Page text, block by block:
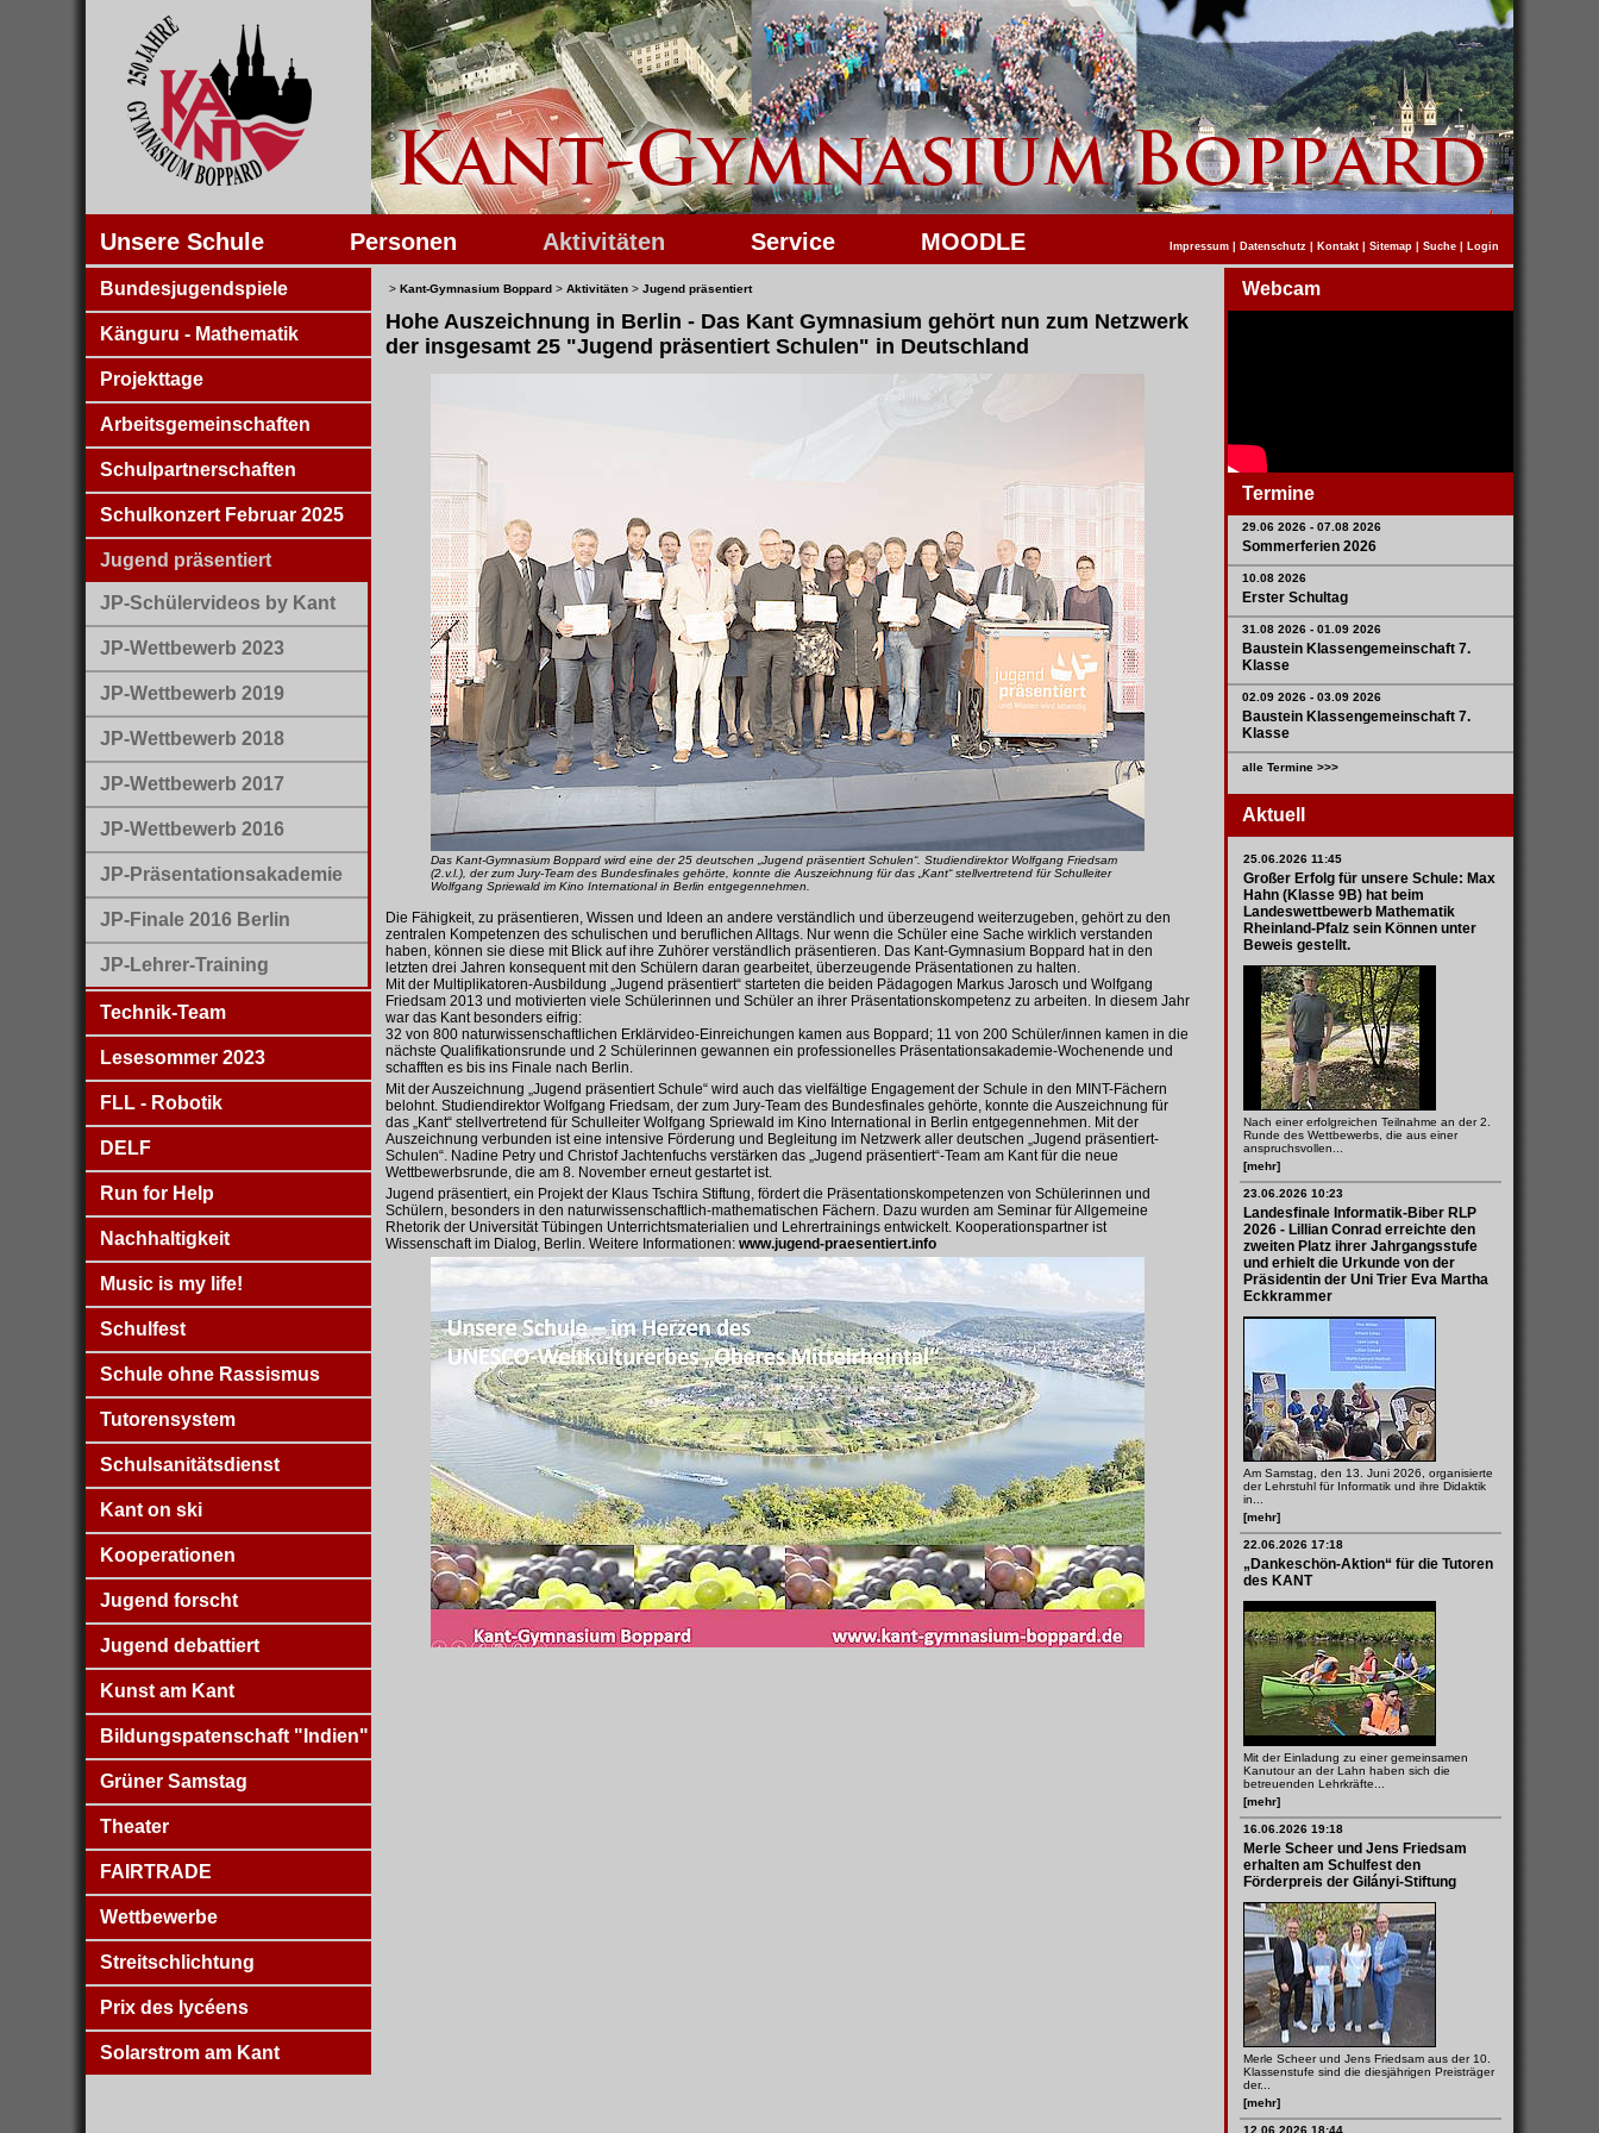
Unsere Schule Personen Aktivitäten Service MOODLE Impressum Datenschutz Kontakt Sitemap Suche Login
Bundesjugendspiele
Känguru - Mathematik
Projekttage
Arbeitsgemeinschaften
Schulpartnerschaften
Schulkonzert Februar 2025
Jugend präsentiert
JP-Schülervideos by Kant
JP-Wettbewerb 2023
JP-Wettbewerb 2019
JP-Wettbewerb 2018
JP-Wettbewerb 2017
JP-Wettbewerb 2016
JP-Präsentationsakademie
JP-Finale 2016 Berlin
JP-Lehrer-Training
Technik-Team
Lesesommer 2023
FLL - Robotik
DELF
Run for Help
Nachhaltigkeit
Music is my life!
Schulfest
Schule ohne Rassismus
Tutorensystem
Schulsanitätsdienst
Kant on ski
Kooperationen
Jugend forscht
Jugend debattiert
Kunst am Kant
Bildungspatenschaft "Indien"
Grüner Samstag
Theater
FAIRTRADE
Wettbewerbe
Streitschlichtung
Prix des lycéens
Solarstrom am Kant
Webcam
Termine
29.06 2026 - 07.08 2026
Sommerferien 2026
10.08 2026
Erster Schultag
31.08 2026 - 01.09 2026
Baustein Klassengemeinschaft 7.
Klasse
02.09 2026 - 03.09 2026
Baustein Klassengemeinschaft 7.
Klasse
alle Termine >>>
Aktuell
25.06.2026 11:45
Großer Erfolg für unsere Schule: Max
Hahn (Klasse 9B) hat beim
Landeswettbewerb Mathematik
Rheinland-Pfalz sein Können unter
Beweis gestellt.
Nach einer erfolgreichen Teilnahme an der 2.
Runde des Wettbewerbs, die aus einer
anspruchsvollen...
[mehr]
23.06.2026 10:23
Landesfinale Informatik-Biber RLP
2026 - Lillian Conrad erreichte den
zweiten Platz ihrer Jahrgangsstufe
und erhielt die Urkunde von der
Präsidentin der Uni Trier Eva Martha
Eckkrammer
Am Samstag, den 13. Juni 2026, organisierte
der Lehrstuhl für Informatik und ihre Didaktik
in...
[mehr]
22.06.2026 17:18
„Dankeschön-Aktion“ für die Tutoren
des KANT
Mit der Einladung zu einer gemeinsamen
Kanutour an der Lahn haben sich die
betreuenden Lehrkräfte...
[mehr]
16.06.2026 19:18
Merle Scheer und Jens Friedsam
erhalten am Schulfest den
Förderpreis der Gilányi-Stiftung
Merle Scheer und Jens Friedsam aus der 10.
Klassenstufe sind die diesjährigen Preisträger
der...
[mehr]
12.06.2026 18:44
> Kant-Gymnasium Boppard > Aktivitäten > Jugend präsentiert
Hohe Auszeichnung in Berlin - Das Kant Gymnasium gehört nun zum Netzwerk
der insgesamt 25 "Jugend präsentiert Schulen" in Deutschland
Das Kant-Gymnasium Boppard wird eine der 25 deutschen „Jugend präsentiert Schulen“. Studiendirektor Wolfgang Friedsam
(2.v.l.), der zum Jury-Team des Bundesfinales gehörte, konnte die Auszeichnung für das „Kant“ stellvertretend für Schulleiter
Wolfgang Spriewald im Kino International in Berlin entgegennehmen.
Die Fähigkeit, zu präsentieren, Wissen und Ideen an andere verständlich und überzeugend weiterzugeben, gehört zu den
zentralen Kompetenzen des schulischen und beruflichen Alltags. Nur wenn die Schüler eine Sache wirklich verstanden
haben, können sie diese mit Blick auf ihre Zuhörer verständlich präsentieren. Das Kant-Gymnasium Boppard hat in den
letzten drei Jahren konsequent mit den Schülern daran gearbeitet, überzeugende Präsentationen zu halten.
Mit der Multiplikatoren-Ausbildung „Jugend präsentiert“ starteten die beiden Pädagogen Markus Jarosch und Wolfgang
Friedsam 2013 und motivierten viele Schülerinnen und Schüler an ihrer Präsentationskompetenz zu arbeiten. In diesem Jahr
war das Kant besonders eifrig:
32 von 800 naturwissenschaftlichen Erklärvideo-Einreichungen kamen aus Boppard; 11 von 200 Schüler/innen kamen in die
nächste Qualifikationsrunde und 2 Schülerinnen gewannen ein professionelles Präsentationsakademie-Wochenende und
schafften es bis ins Finale nach Berlin.
Mit der Auszeichnung „Jugend präsentiert Schule“ wird auch das vielfältige Engagement der Schule in den MINT-Fächern
belohnt. Studiendirektor Wolfgang Friedsam, der zum Jury-Team des Bundesfinales gehörte, konnte die Auszeichnung für
das „Kant“ stellvertretend für Schulleiter Wolfgang Spriewald im Kino International in Berlin entgegennehmen. Mit der
Auszeichnung verbunden ist eine intensive Förderung und Begleitung im Netzwerk aller deutschen „Jugend präsentiert-
Schulen“. Nadine Petry und Christof Jachtenfuchs verstärken das „Jugend präsentiert“-Team am Kant für die neue
Wettbewerbsrunde, die am 8. November erneut gestartet ist.
Jugend präsentiert, ein Projekt der Klaus Tschira Stiftung, fördert die Präsentationskompetenzen von Schülerinnen und
Schülern, besonders in den naturwissenschaftlich-mathematischen Fächern. Dazu wurden am Seminar für Allgemeine
Rhetorik der Universität Tübingen Unterrichtsmaterialien und Lehrertrainings entwickelt. Kooperationspartner ist
Wissenschaft im Dialog, Berlin. Weitere Informationen: www.jugend-praesentiert.info